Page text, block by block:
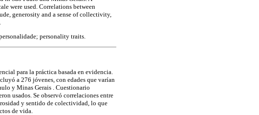
were used. Correlations between
generosity and a sense of collectivity,
personality traits.
para la práctica basada en evidencia.
a 276 jóvenes, con edades que varían
y Minas Gerais . Cuestionario
usados. Se observó correlaciones entre
y sentido de colectividad, lo que
de vida.